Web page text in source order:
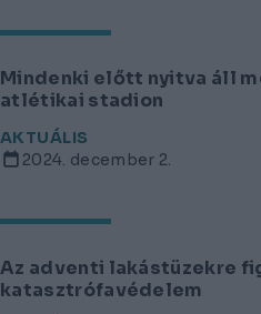
Mindenki előtt nyitva áll
atlétikai stadion
AKTUÁLIS
2024. december 2.
Az adventi lakástüzekre
katasztrófavédelem